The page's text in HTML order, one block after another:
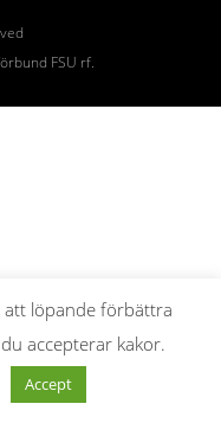
FSU rf.
att löpande förbättra
accepterar kakor.
Accept